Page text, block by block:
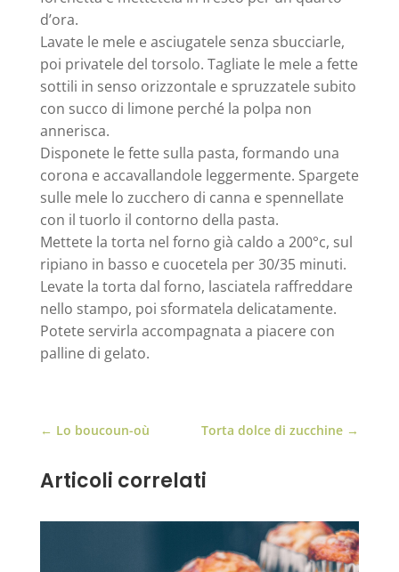
d’ora.
Lavate le mele e asciugatele senza sbucciarle,
poi privatele del torsolo. Tagliate le mele a fette
sottili in senso orizzontale e spruzzatele subito
con succo di limone perché la polpa non
annerisca.
Disponete le fette sulla pasta, formando una
corona e accavallandole leggermente. Spargete
sulle mele lo zucchero di canna e spennellate
con il tuorlo il contorno della pasta.
Mettete la torta nel forno già caldo a 200°c, sul
ripiano in basso e cuocetela per 30/35 minuti.
Levate la torta dal forno, lasciatela raffreddare
nello stampo, poi sformatela delicatamente.
Potete servirla accompagnata a piacere con
palline di gelato.
← Lo boucoun-où Torta dolce di zucchine →
Articoli correlati